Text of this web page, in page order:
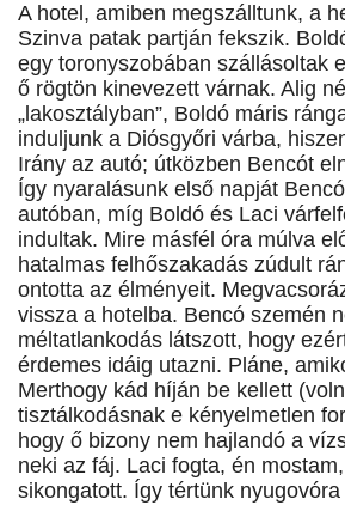
A hotel, amiben megszálltunk, a
Szinva patak partján fekszik.
egy toronyszobában szállásoltak
ő rögtön kinevezett várnak. Alig
„lakosztályban”, Boldó máris
induljunk a Diósgyőri várba,
Irány az autó; útközben Bencót
Így nyaralásunk első napját
autóban, míg Boldó és Laci
indultak. Mire másfél óra múlva
hatalmas felhőszakadás zúdult
ontotta az élményeit.
vissza a hotelba. Bencó szemén
méltatlankodás látszott, hogy
érdemes idáig utazni. Pláne,
Merthogy kád híján be kellett
tisztálkodásnak e kényelmetlen
hogy ő bizony nem hajlandó a
neki az fáj. Laci fogta, én
sikongatott. Így tértünk